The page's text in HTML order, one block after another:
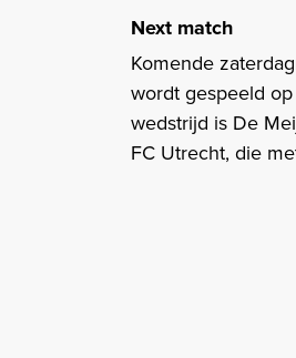
Next match
Komende
wordt gespeeld
wedstrijd is De
FC Utrecht, die